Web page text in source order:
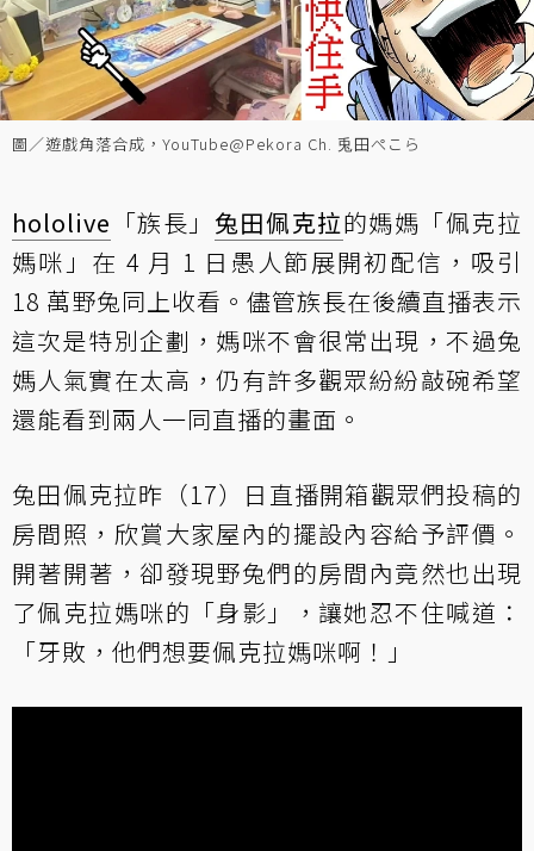
圖／遊戲角落合成，YouTube@Pekora Ch. 兎田ぺこら
hololive 「族長」 兔田佩克拉的媽媽「佩克拉
媽咪」在 4 月 1 日愚人節展開初配信，吸引
18 萬野兔同上收看。儘管族長在後續直播表示
這次是特別企劃，媽咪不會很常出現，不過兔
媽人氣實在太高，仍有許多觀眾紛紛敲碗希望
還能看到兩人一同直播的畫面。
兔田佩克拉昨（17）日直播開箱觀眾們投稿的
房間照，欣賞大家屋內的擺設內容給予評價。
開著開著，卻發現野兔們的房間內竟然也出現
了佩克拉媽咪的「身影」，讓她忍不住喊道：
「牙敗，他們想要佩克拉媽咪啊！」